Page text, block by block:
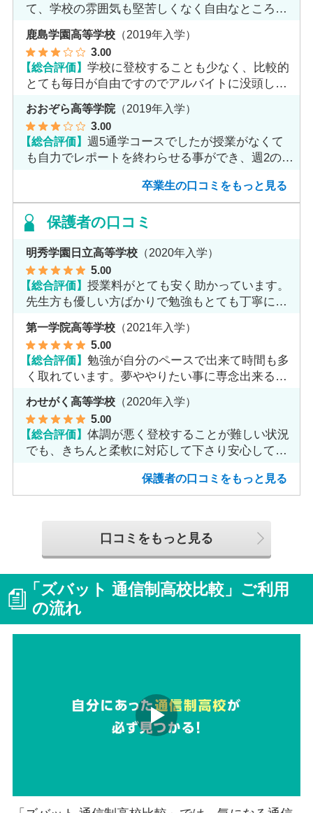
て、学校の雰囲気も堅苦しくなく自由なところが
鹿島学園高等学校 （2019年入学）
3.00
【総合評価】学校に登校することも少なく、比較的
とても毎日が自由ですのでアルバイトに没頭して
おおぞら高等学院（2019年入学）
3.00
【総合評価】週5通学コースでしたが授業がなくて
も自力でレポートを終わらせる事ができ、週2のコ
卒業生の口コミをもっと見る
保護者の口コミ
明秀学園日立高等学校 （2020年入学）
5.00
【総合評価】授業料がとても安く助かっています。
先生方も優しい方ばかりで勉強もとても丁寧に教
第一学院高等学校 （2021年入学）
5.00
【総合評価】勉強が自分のペースで出来て時間も多
く取れています。夢ややりたい事に専念出来る点
で良いと思います。
わせがく高等学校 （2020年入学）
5.00
【総合評価】体調が悪く登校することが難しい状況
でも、きちんと柔軟に対応して下さり安心して進
保護者の口コミをもっと見る
口コミをもっと見る
「ズバット 通信制高校比較」ご利用
の流れ